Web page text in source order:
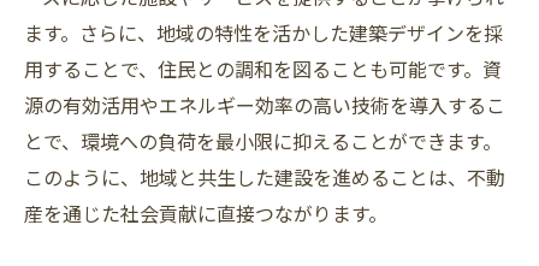
ます。さらに、地域の特性を活かした建築デザインを採
用することで、住民との調和を図ることも可能です。資
源の有効活用やエネルギー効率の高い技術を導入するこ
とで、環境への負荷を最小限に抑えることができます。
このように、地域と共生した建設を進めることは、不動
産を通じた社会貢献に直接つながります。